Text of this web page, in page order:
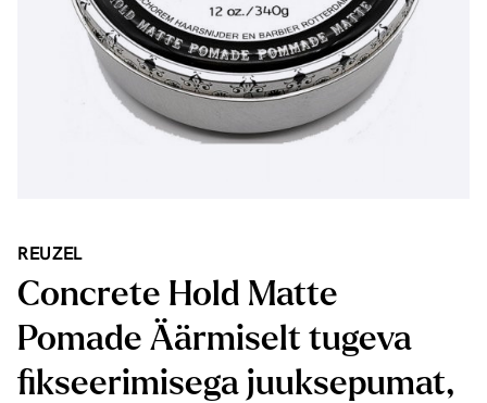
REUZEL
Concrete Hold Matte
Pomade Äärmiselt tugeva
fikseerimisega juuksepumat,